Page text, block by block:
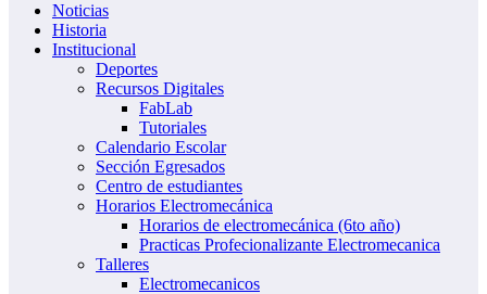
Noticias
Historia
Institucional
Deportes
Recursos Digitales
FabLab
Tutoriales
Calendario Escolar
Sección Egresados
Centro de estudiantes
Horarios Electromecánica
Horarios de electromecánica (6to año)
Practicas Profecionalizante Electromecanica
Talleres
Electromecanicos